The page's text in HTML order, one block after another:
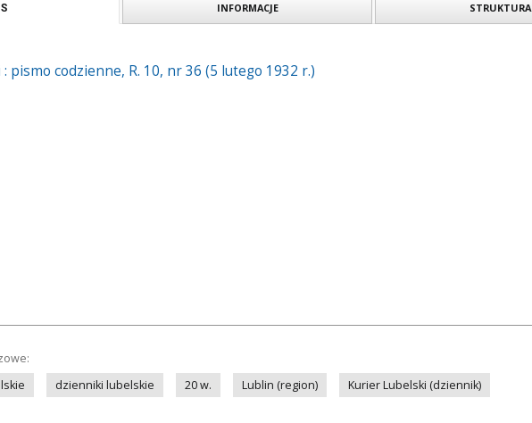
INFORMACJE STRUKTURA
pismo codzienne, R. 10, nr 36 (5 lutego 1932 r.)
dzienniki lubelskie 20 w. Lublin (region) Kurier Lubelski (dziennik)